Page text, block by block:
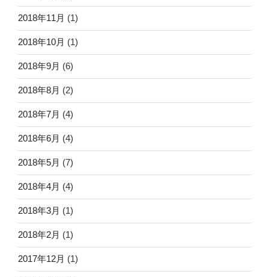
2018年11月 (1)
2018年10月 (1)
2018年9月 (6)
2018年8月 (2)
2018年7月 (4)
2018年6月 (4)
2018年5月 (7)
2018年4月 (4)
2018年3月 (1)
2018年2月 (1)
2017年12月 (1)